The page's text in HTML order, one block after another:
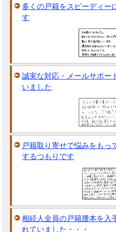
多くの戸籍をスピーディー
す
誠実な対応・メールサポー
いました
戸籍取り寄せで悩みをもっ
するつもりです
相続人全員の戸籍謄本を入
れていました・・・